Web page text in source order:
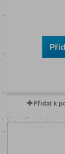
Přidat k